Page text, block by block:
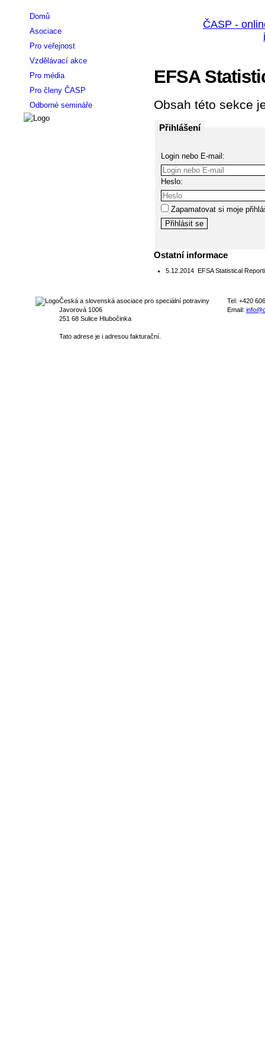
EFSA
Obsah této sekce
Přihlášení
Login nebo E-mail:
Heslo:
Zapamatovat si moje
Ostatní informace
5.12.2014 EFSA Statistical
Domů
Asociace
Pro veřejnost
Vzdělávací akce
Pro média
Pro členy ČASP
Odborné semináře
Česká a slovenská asociace pro speciální potraviny
Javorová 1006
251 68 Sulice Hlubočinka
Tato adrese je i adresou fakturační.
Tel: +420
Email: